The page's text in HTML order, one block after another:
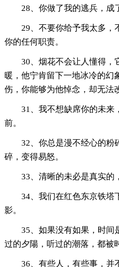
28、你做了我的逃兵，成
29、不要你给予我太多，
你的任何职责。
30、烟花不会让人懂得，
暖，他宁肯留下一地冰冷的幻
伤，你能够为他悼念，却无法
31、我不想缺席你的未来
前。
32、你总是漫不经心的粉
碎，变得易怒。
33、清晰的未必是真实的
34、我们在红色东京铁塔
影。
35、如果没有如果，时间
过的夕陽，听过的潮落，都被
36、有些人，有些事，并